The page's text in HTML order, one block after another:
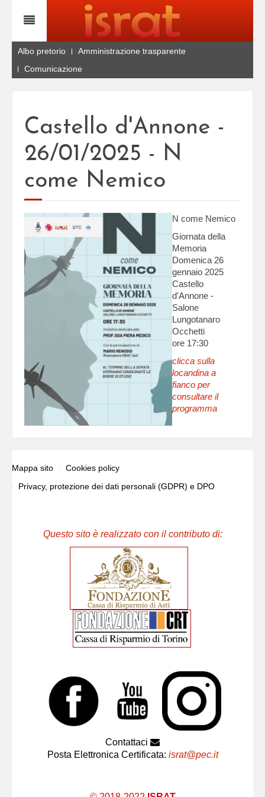
Albo pretorio
Amministrazione trasparente
Comunicazione
Castello d'Annone -
26/01/2025 - N
come Nemico
N come Nemico
Giornata della
Memoria
Domenica 26
gennaio 2025
Castello
d'Annone -
Salone
Lungotanaro
Occhetti
ore 17:30
clicca sulla
locandina a
fianco per
consultare il
programma
Mappa sito
Cookies policy
Privacy, protezione dei dati personali (GDPR) e DPO
Questo sito è realizzato con il contributo di:
Contattaci
Posta Elettronica Certificata: israt@pec.it